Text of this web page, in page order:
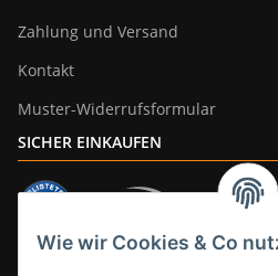
Wie wir Cookies & Co
Zahlung und Versand
Kontakt
Muster-Widerrufsformular
SICHER EINKAUFEN